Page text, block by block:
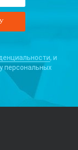
, и
персональных